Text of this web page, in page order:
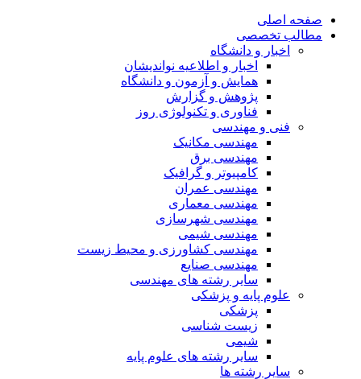
صفحه اصلی
مطالب تخصصی
اخبار و دانشگاه
اخبار و اطلاعیه نواندیشان
همایش و آزمون و دانشگاه
پژوهش و گزارش
فناوری و تکنولوژی روز
فنی و مهندسی
مهندسی مکانیک
مهندسی برق
کامپیوتر و گرافیک
مهندسی عمران
مهندسی معماری
مهندسی شهرسازی
مهندسی شیمی
مهندسی کشاورزی و محیط زیست
مهندسی صنایع
سایر رشته های مهندسی
علوم پایه و پزشکی
پزشکی
زیست شناسی
شیمی
سایر رشته های علوم پایه
سایر رشته ها